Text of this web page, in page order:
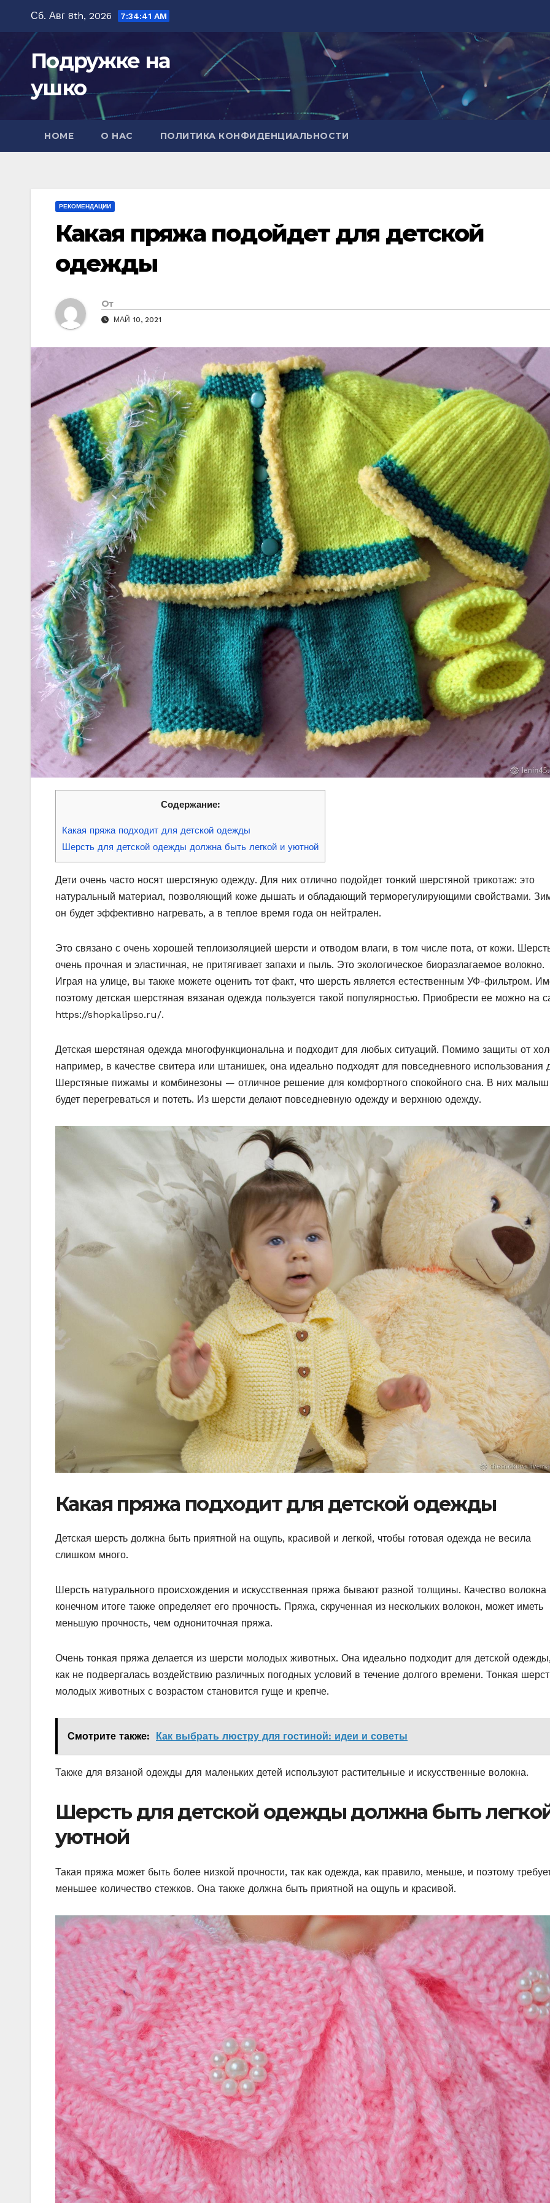
содержимому
Сб. Авг 8th, 2026 7:34:43 AM
Подружке на
ушко
HOME О НАС ПОЛИТИКА КОНФИДЕНЦИАЛЬНОСТИ
РЕКОМЕНДАЦИИ
Какая пряжа подойдет для детской
одежды
От
МАЙ 10, 2021
Содержание:
Какая пряжа подходит для детской одежды
Шерсть для детской одежды должна быть легкой и уютной
Дети очень часто носят шерстяную одежду. Для них отлично подойдет тонкий шерстяной трикотаж: это
натуральный материал, позволяющий коже дышать и обладающий терморегулирующими свойствами.
он будет эффективно нагревать, а в теплое время года он нейтрален.
Это связано с очень хорошей теплоизоляцией шерсти и отводом влаги, в том числе пота, от кожи.
очень прочная и эластичная, не притягивает запахи и пыль. Это экологическое биоразлагаемое волокно.
Играя на улице, вы также можете оценить тот факт, что шерсть является естественным УФ-фильтром.
поэтому детская шерстяная вязаная одежда пользуется такой популярностью. Приобрести ее можно на
https://shopkalipso.ru/.
Детская шерстяная одежда многофункциональна и подходит для любых ситуаций. Помимо защиты от
например, в качестве свитера или штанишек, она идеально подходят для повседневного использования
Шерстяные пижамы и комбинезоны — отличное решение для комфортного спокойного сна. В них
будет перегреваться и потеть. Из шерсти делают повседневную одежду и верхнюю одежду.
Какая пряжа подходит для детской одежды
Детская шерсть должна быть приятной на ощупь, красивой и легкой, чтобы готовая одежда не весила
слишком много.
Шерсть натурального происхождения и искусственная пряжа бывают разной толщины. Качество волокна
конечном итоге также определяет его прочность. Пряжа, скрученная из нескольких волокон, может иметь
меньшую прочность, чем однониточная пряжа.
Очень тонкая пряжа делается из шерсти молодых животных. Она идеально подходит для детской
как не подвергалась воздействию различных погодных условий в течение долгого времени. Тонкая
молодых животных с возрастом становится гуще и крепче.
Смотрите также: Как выбрать люстру для гостиной: идеи и советы
Также для вязаной одежды для маленьких детей используют растительные и искусственные волокна.
Шерсть для детской одежды должна быть
уютной
Такая пряжа может быть более низкой прочности, так как одежда, как правило, меньше, и поэтому
меньшее количество стежков. Она также должна быть приятной на ощупь и красивой.